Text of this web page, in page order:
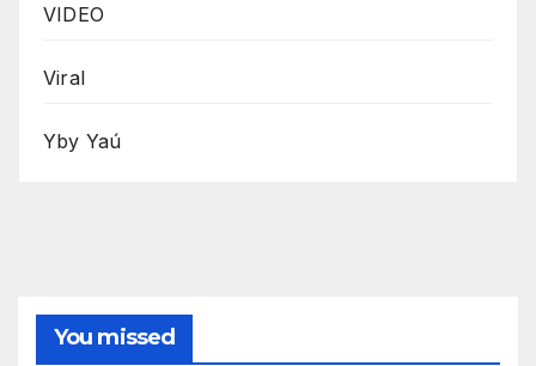
VIDEO
Viral
Yby Yaú
You missed